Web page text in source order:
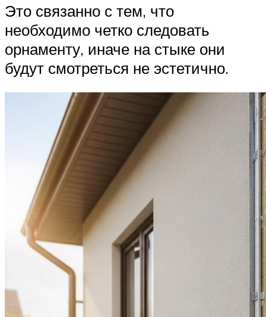
Это связанно с тем, что
необходимо четко следовать
орнаменту, иначе на стыке они
будут смотреться не эстетично.